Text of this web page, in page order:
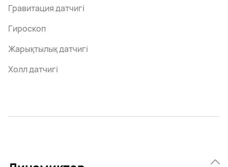
Гравитация датчигі
Гироскоп
Жарықтылық датчигі
Холл датчигі